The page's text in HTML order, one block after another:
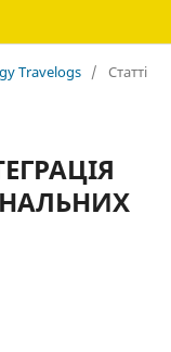
Travelogs / Статті